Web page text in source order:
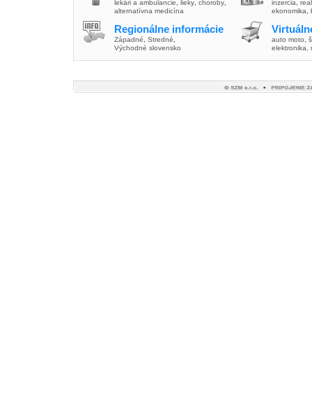
lekári a ambulancie lieky choroby
alternatívna medicína
Regionálne informácie
Západné Stredné
Východné slovensko
inzercia
ekonomika
auto moto
elektronika,